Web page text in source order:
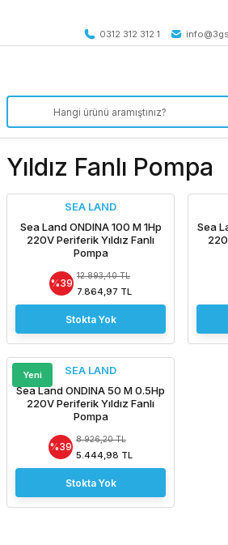
0312 312 312 1
Yıldız Fanlı Pompa
SEA LAND
Sea Land ONDINA 100 M 1Hp
220V Periferik Yıldız Fanlı
Pompa
%39
12.893,40 TL
7.864,97 TL
Stokta Yok
Sea
Yeni
SEA LAND
Sea Land ONDINA 50 M 0.5Hp
220V Periferik Yıldız Fanlı
Pompa
%39
8.926,20 TL
5.444,98 TL
Stokta Yok